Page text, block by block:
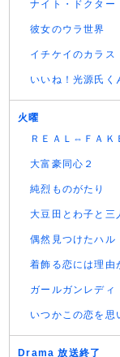
ナイト・ドクター
彼女のウラ世界
イチケイのカラス
いいね！光源氏
火曜
ＲＥＡＬ⇔ＦＡＫ
大富豪同心２
純烈ものがたり
大豆田とわ子と三
偶然見つけたハル
着飾る恋には理由
ガールガンレディ
いつかこの恋を思
Drama 放送終了